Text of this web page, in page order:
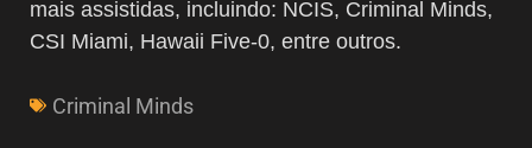
mais assistidas, incluindo: NCIS, Criminal Minds,
CSI Miami, Hawaii Five-0, entre outros.
Criminal Minds